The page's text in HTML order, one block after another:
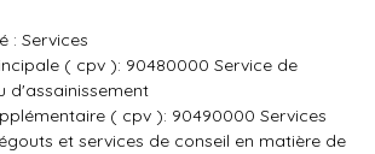
: Services
( cpv ): 90480000 Service de
d'assainissement
( cpv ): 90490000 Services
et services de conseil en matière de